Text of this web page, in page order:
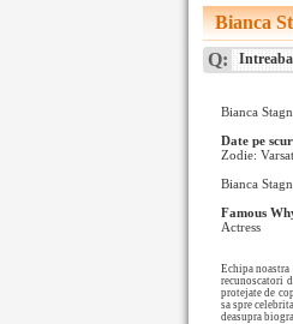
Bianca
Q: Intreaba
Bianca
Date pe
Zodie:
Bianca
Famous
Actress
Echipa
recunoscatori
protejate de
sa spre
deasupra